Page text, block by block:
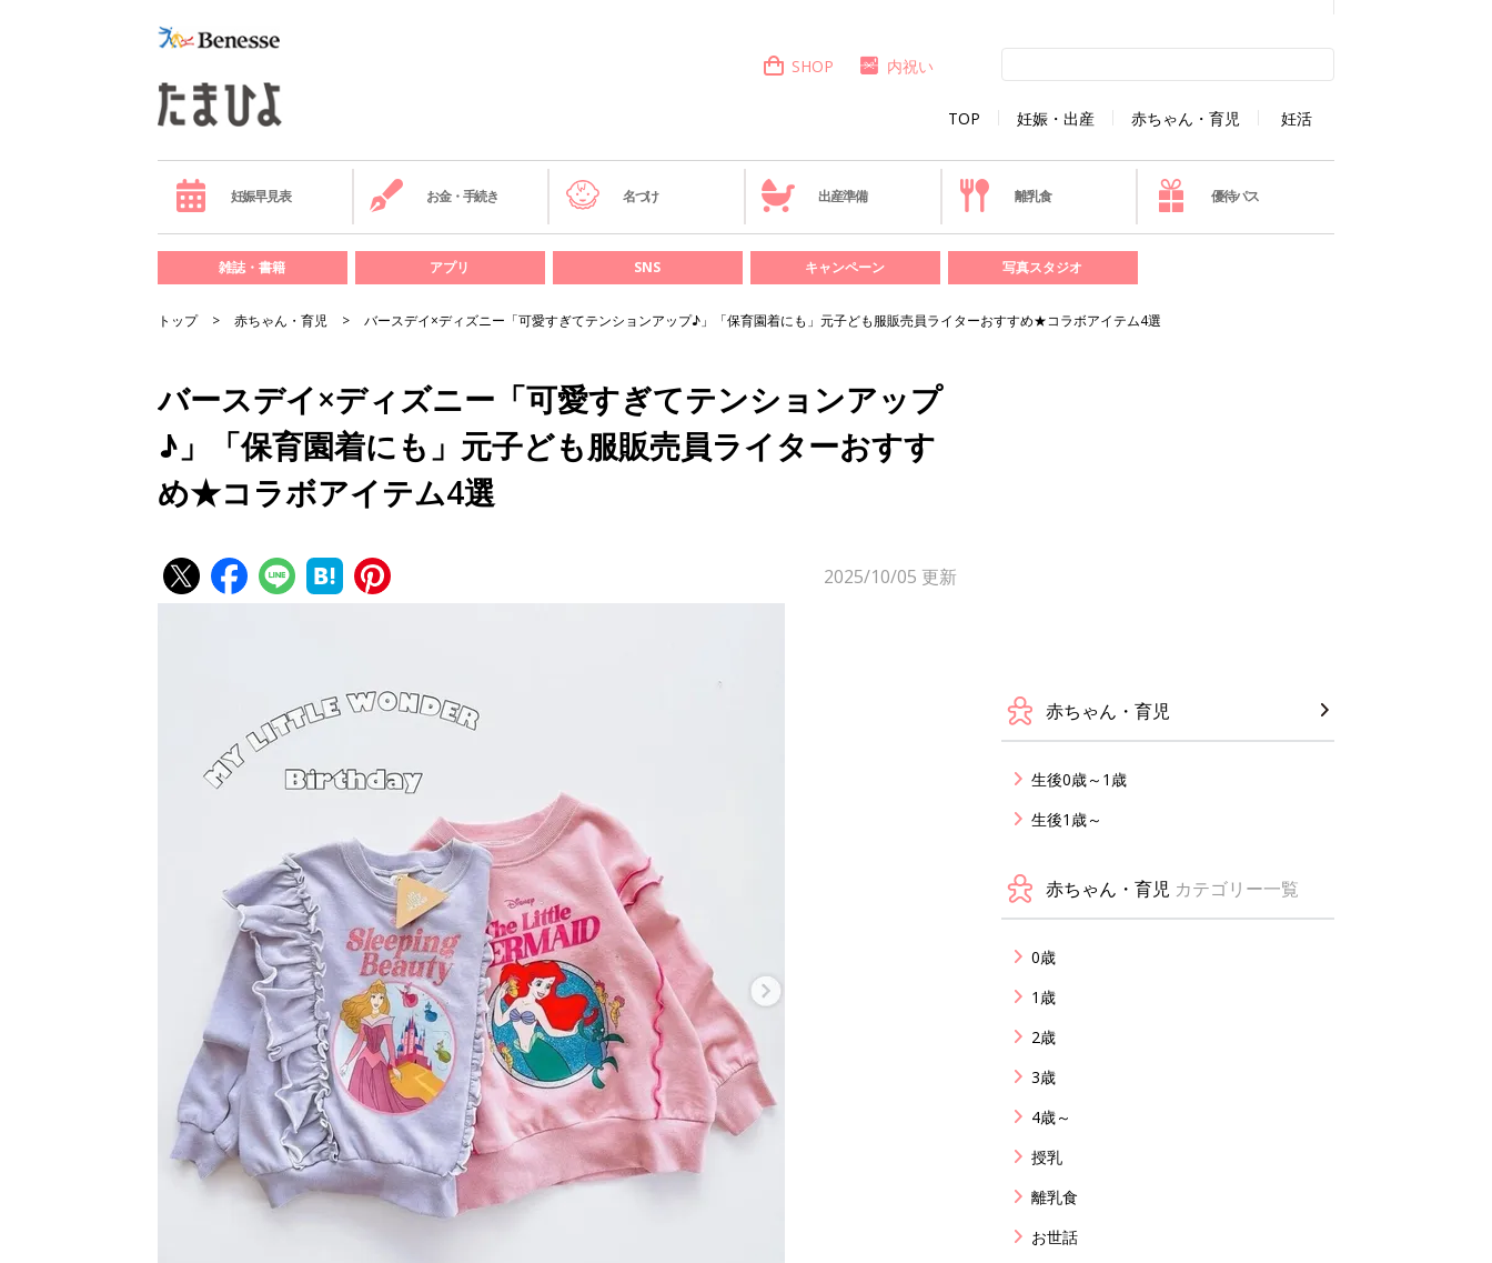
TOP 妊娠・出産 赤ちゃん・育児 妊活
SHOP 内祝い
妊娠早見表 お金・手続き 名づけ 出産準備 離乳食 優待パス
雑誌・書籍 アプリ SNS キャンペーン 写真スタジオ
トップ 赤ちゃん・育児 バースデイ×ディズニー「可愛すぎてテンションアップ♪」「保育園着にも」元子ども服販売員ライターおすすめ★コラボアイテム4選
バースデイ×ディズニー「可愛すぎてテンションアップ
♪」「保育園着にも」元子ども服販売員ライターおすす
め★コラボアイテム4選
2025/10/05 更新
赤ちゃん・育児
生後0歳～1歳
生後1歳～
赤ちゃん・育児 カテゴリー一覧
0歳
1歳
2歳
3歳
4歳～
授乳
離乳食
お世話